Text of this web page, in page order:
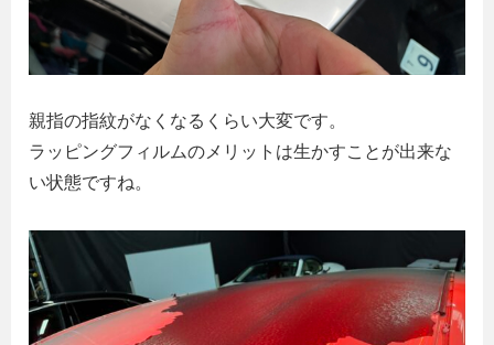
親指の指紋がなくなるくらい大変です。
ラッピングフィルムのメリットは生かすことが出来な
い状態ですね。